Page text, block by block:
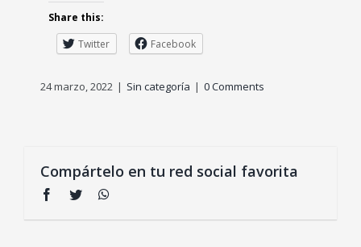
Share this:
Twitter
Facebook
24 marzo, 2022 | Sin categoría | 0 Comments
Compártelo en tu red social favorita
Facebook
Twitter